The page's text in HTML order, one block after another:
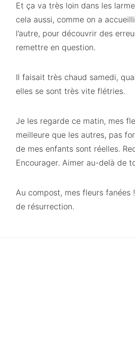
Et ça va très loin dans les
cela aussi, comme on a
l’autre, pour découvrir des
remettre en question.
Il faisait très chaud samedi,
elles se sont très vite flétries.
Je les regarde ce matin, mes
meilleure que les autres, pas
de mes enfants sont réelles.
Encourager. Aimer au-delà de
Au compost, mes fleurs
de résurrection.